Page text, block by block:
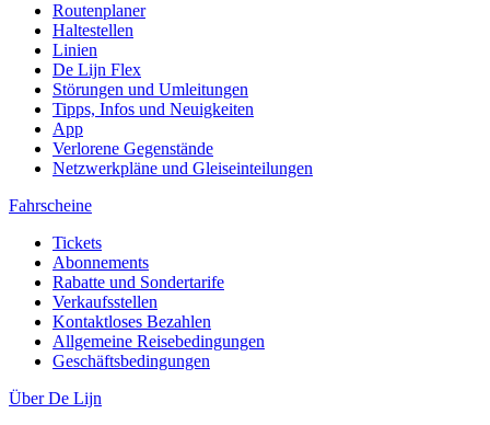
Routenplaner
Haltestellen
Linien
De Lijn Flex
Störungen und Umleitungen
Tipps, Infos und Neuigkeiten
App
Verlorene Gegenstände
Netzwerkpläne und Gleiseinteilungen
Fahrscheine
Tickets
Abonnements
Rabatte und Sondertarife
Verkaufsstellen
Kontaktloses Bezahlen
Allgemeine Reisebedingungen
Geschäftsbedingungen
Über De Lijn